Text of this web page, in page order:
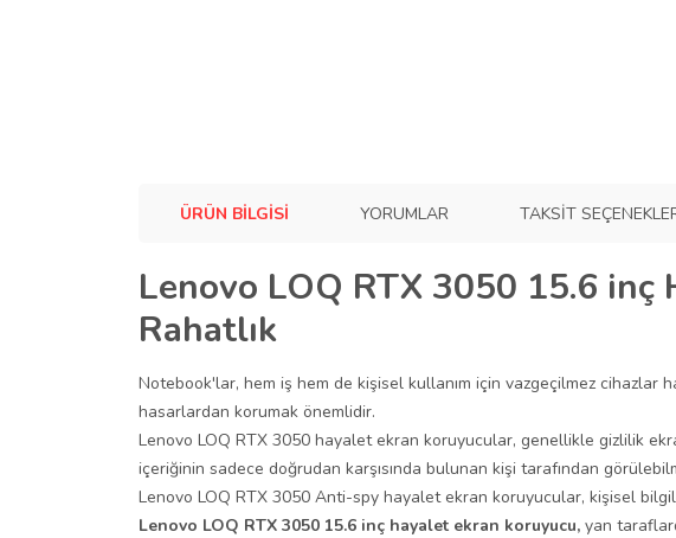
ÜRÜN BILGISI YORUMLAR TAKSIT
Lenovo LOQ RTX 3050 15.6
Rahatlık
Notebook'lar, hem iş hem de kişisel kullanım için vazgeçilmez cihazlar
hasarlardan korumak önemlidir.
Lenovo LOQ RTX 3050 hayalet ekran koruyucular, genellikle gizlilik
içeriğinin sadece doğrudan karşısında bulunan kişi tarafından
Lenovo LOQ RTX 3050 Anti-spy hayalet ekran koruyucular, kişisel
Lenovo LOQ RTX 3050 15.6 inç hayalet ekran koruyucu, yan